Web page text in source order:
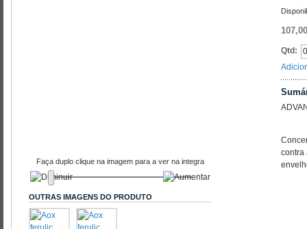
Qtd:
contra
Faça duplo clique na imagem para a ver na integra
OUTRAS IMAGENS DO PRODUTO